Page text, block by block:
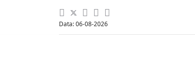
Data: 06-08-2026